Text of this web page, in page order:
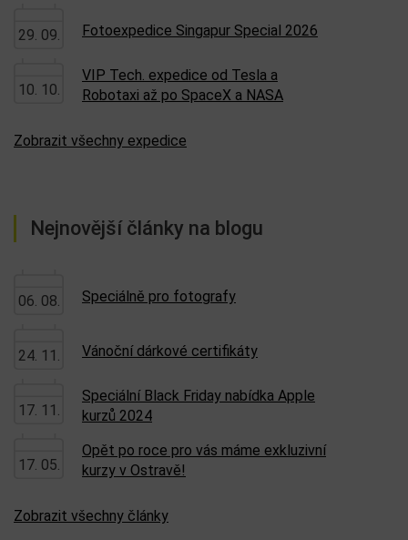
29. 09. Fotoexpedice Singapur Special 2026
10. 10.
VIP Tech. expedice od Tesla a
Robotaxi až po SpaceX a NASA
Zobrazit všechny expedice
Nejnovější články na blogu
06. 08. Speciálně pro fotografy
24. 11. Vánoční dárkové certifikáty
17. 11.
Speciální Black Friday nabídka Apple
kurzů 2024
17. 05.
Opět po roce pro vás máme exkluzivní
kurzy v Ostravě!
Zobrazit všechny články